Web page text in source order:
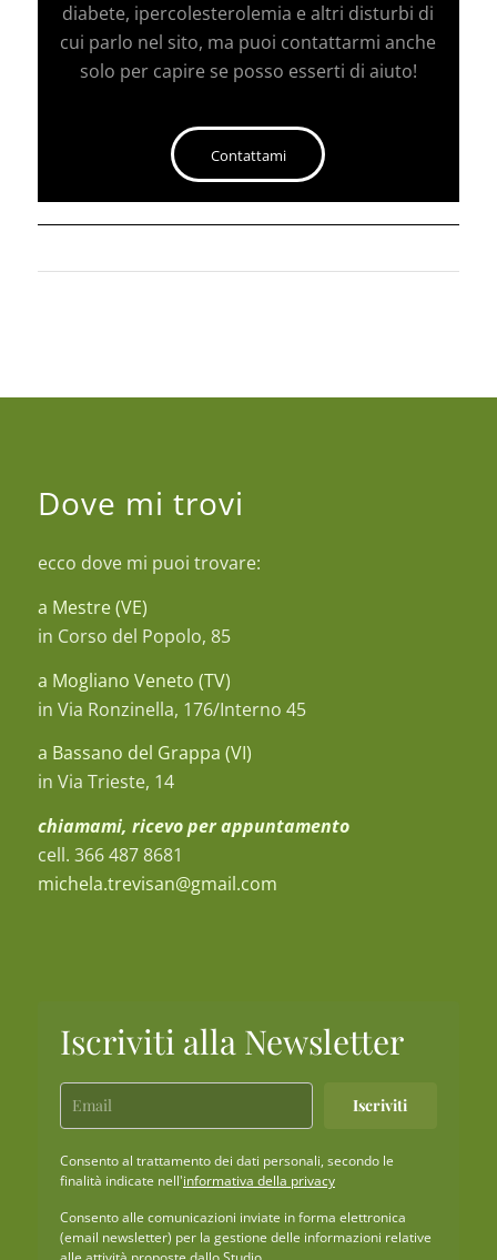
diabete, ipercolesterolemia e altri disturbi di
cui parlo nel sito, ma puoi contattarmi anche
solo per capire se posso esserti di aiuto!
Contattami
Dove mi trovi
ecco dove mi puoi trovare:
a Mestre (VE)
in Corso del Popolo, 85
a Mogliano Veneto (TV)
in Via Ronzinella, 176/Interno 45
a Bassano del Grappa (VI)
in Via Trieste, 14
chiamami, ricevo per appuntamento
cell. 366 487 8681
michela.trevisan@gmail.com
Iscriviti alla Newsletter
Iscriviti
Consento al trattamento dei dati personali, secondo le
finalità indicate nell'informativa della privacy
Consento alle comunicazioni inviate in forma elettronica
(email newsletter) per la gestione delle informazioni relative